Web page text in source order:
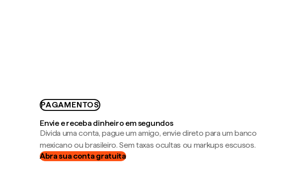
PAGAMENTOS
Envie e receba dinheiro em segundos
Divida uma conta, pague um amigo, envie direto para um banco
mexicano ou brasileiro. Sem taxas ocultas ou markups escusos.
Abra sua conta gratuita